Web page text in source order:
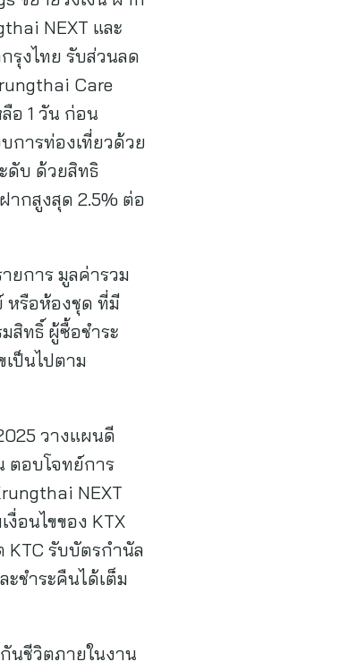
NEXT และ
รุงไทย รับส่วนลด
Care
อ 1 วัน ก่อน
การท่องเที่ยวด้วย
ดับ ด้วยสิทธิ
ากสูงสุด 2.5% ต่อ
ยการ มูลค่ารวม
หรือห้องชุด ที่มี
สิทธิ์ ผู้ซื้อชำระ
เป็นไปตาม
วางแผนดี
ตอบโจทย์การ
NEXT
อนไขของ KTX
KTC รับบัตรกำนัล
ชำระคืนได้เต็ม
นชีวิตภายในงาน